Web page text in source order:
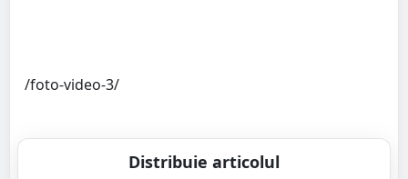
/foto-video-3/
Distribuie articolul